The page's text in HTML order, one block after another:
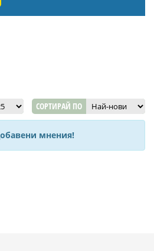
СОРТИРАЙ ПО
мнения!